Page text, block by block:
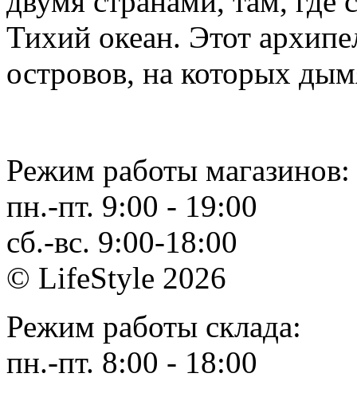
Тихий океан. Этот
островов, на которых
Режим работы магазинов:
пн.-пт. 9:00 - 19:00
сб.-вс. 9:00-18:00
© LifeStyle 2026
Режим работы склада:
пн.-пт. 8:00 - 18:00